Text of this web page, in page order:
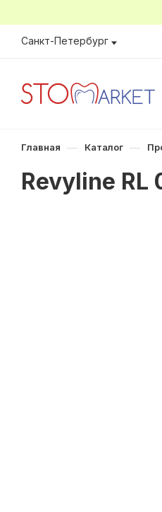
Санкт-Петербург
Главная — Каталог —
Revyline